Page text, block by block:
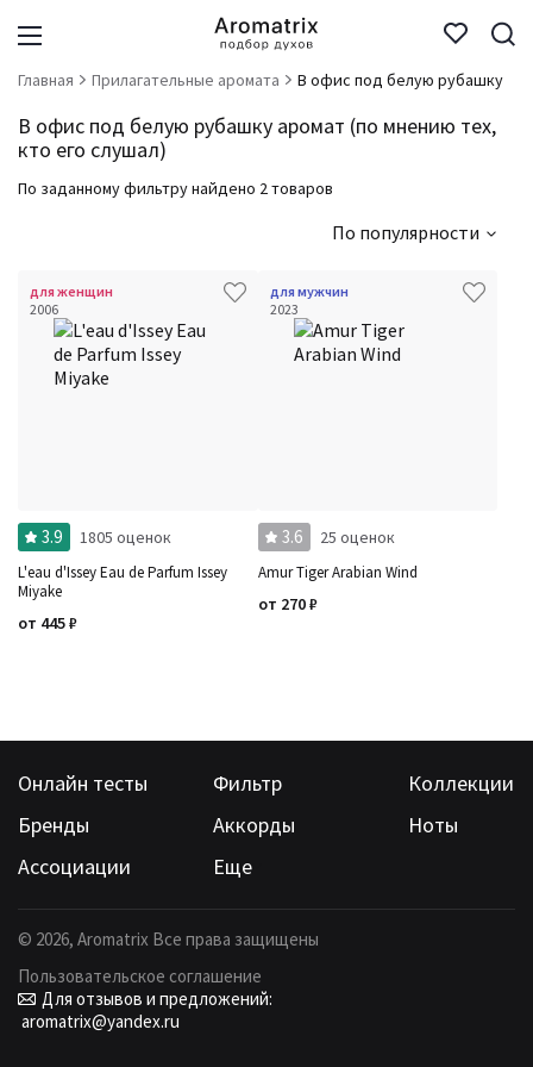
Главная Прилагательные аромата В офис под белую рубашку
В офис под белую рубашку аромат (по мнению тех,
кто его слушал)
По заданному фильтру найдено 2 товаров
По популярности
для женщин
2006
3.9 1805 оценок
L'eau d'Issey Eau de Parfum Issey
Miyake
от 445₽
для мужчин
2023
3.6 25 оценок
Amur Tiger Arabian Wind
от 270₽
Онлайн тесты Фильтр
Коллекции
Бренды
Аккорды
Ноты
Ассоциации
Еще
© 2026, Aromatrix Все права защищены
Пользовательское соглашение
Для отзывов и предложений:
aromatrix@yandex.ru